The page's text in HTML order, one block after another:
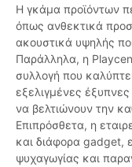
Η γκάμα προϊόντων
όπως ανθεκτικά
ακουστικά υψηλής
Παράλληλα, η
συλλογή που
εξελιγμένες
να βελτιώνουν την
Επιπρόσθετα, η
και διάφορα gadget,
ψυχαγωγίας και